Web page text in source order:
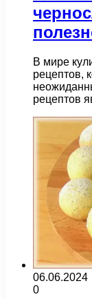
В мире
рецептов,
рецептов
06.06.2024
0